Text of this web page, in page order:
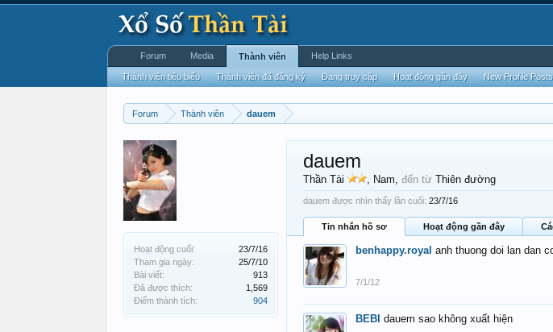
Forum Thành viên dauem
Hoạt động cuối:
23/7/16
Tham gia ngày:
25/7/10
Bài viết:
913
Đã được thích:
1,569
Điểm thành tích:
904
dauem
Thần Tài , Nam, đến từ Thiên đường
dauem được nhìn thấy lần cuối: 23/7/16
Tin nhắn hồ sơ Hoạt động gần đây
benhappy.royal anh thuong doi lan dan
7/1/12
BEBI dauem sao không xuất hiện
Forum Media Thành viên
Thành viên tiêu biểu Thành viên đã đăng ký Đang truy cập Hoạt động gần đây New Profile Posts
Help Links